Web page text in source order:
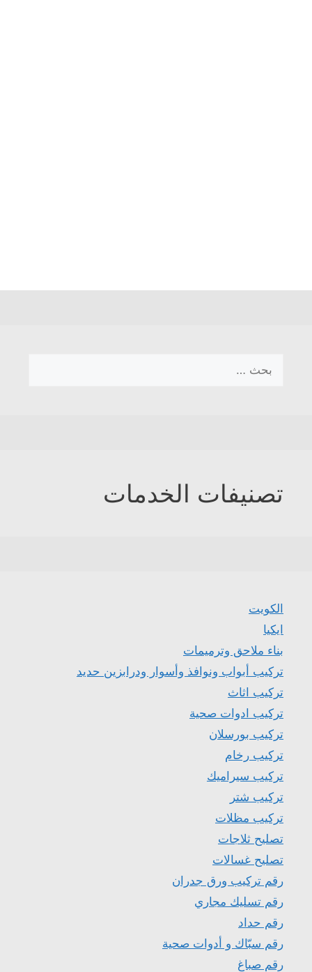
عن:
تصنيفات الخدمات
الكويت
ايكيا
بناء ملاحق وترميمات
تركيب أبواب ونوافذ وأسوار ودرابزين حديد
تركيب اثاث
تركيب ادوات صحية
تركيب بورسلان
تركيب رخام
تركيب سيراميك
تركيب شتر
تركيب مظلات
تصليح ثلاجات
تصليح غسالات
رقم تركيب ورق جدران
رقم تسليك مجاري
رقم حداد
رقم سبّاك و أدوات صحية
رقم صباغ